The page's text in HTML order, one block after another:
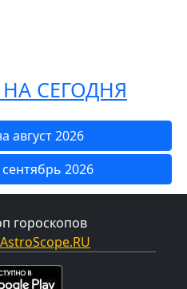
СЕГОДНЯ
август 2026
2026
гороскопов
AstroScope.RU